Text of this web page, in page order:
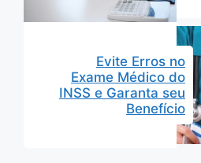
Evite Erros no
Exame Médico do
INSS e Garanta seu
Benefício